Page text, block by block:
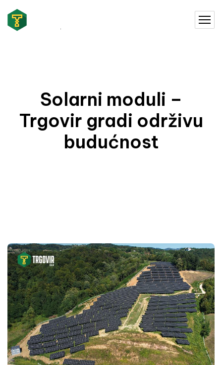
Solarni moduli –
Trgovir gradi održivu
budućnost